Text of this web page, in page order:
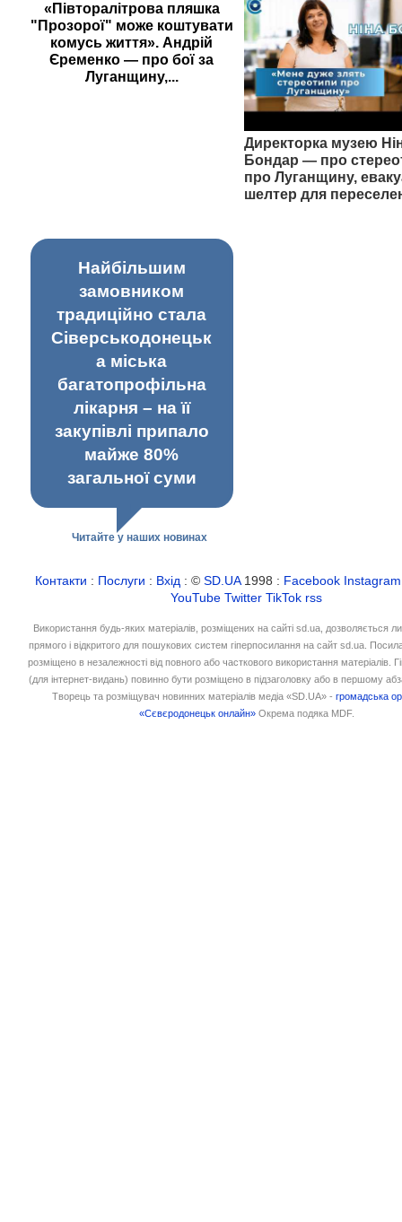
«Півторалітрова пляшка
"Прозорої" може коштувати
комусь життя». Андрій
Єременко — про бої за
Луганщину,...
Директорка музею
Бондар — про
про Луганщину,
шелтер для
Найбільшим
замовником
традиційно стала
Сіверськодонецьк
а міська
багатопрофільна
лікарня – на її
закупівлі припало
майже 80%
загальної суми
Читайте у наших новинах
Контакти : Послуги : Вхід : ©SD.UA1998 : Facebook Instagram
YouTube Twitter TikTok rss
Використання будь-яких матеріалів, розміщених на сайті sd.ua, дозволяється
прямого і відкритого для пошукових систем гіперпосилання на сайт sd.ua.
розміщено в незалежності від повного або часткового використання матеріалів.
(для інтернет-видань) повинно бути розміщено в підзаголовку або в першому
Творець та розміщувач новинних матеріалів медіа «SD.UA» -громадська
«Сєвєродонецьк онлайн» Окрема подяка MDF.